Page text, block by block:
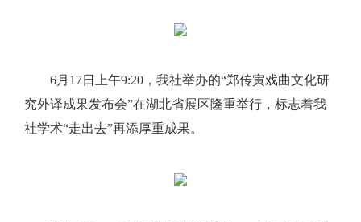
6月17日上午9:20，我社举办的“郑传寅戏曲文化研
究外译成果发布会”在湖北省展区隆重举行，标志着我
社学术“走出去”再添厚重成果。